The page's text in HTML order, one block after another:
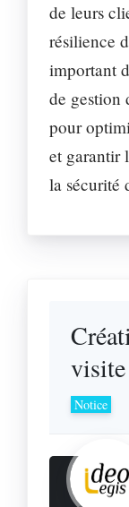
de leurs
résilience
important
de gestion
pour
et garantir
la sécurité
visite
Notice